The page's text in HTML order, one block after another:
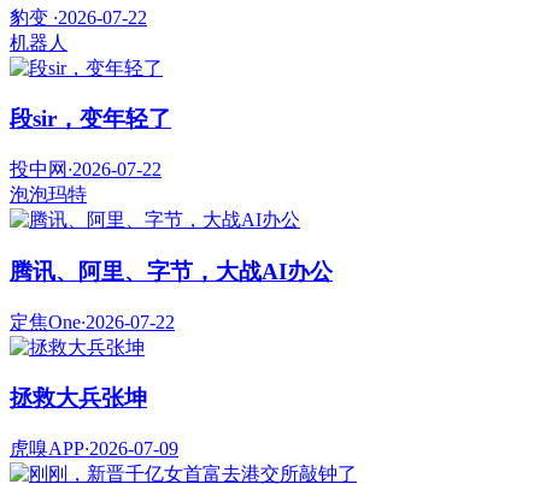
豹变 ·2026-07-22
机器人
段sir，变年轻了
投中网 ·2026-07-22
泡泡玛特
腾讯、阿里、字节，大战AI办公
定焦One·2026-07-22
拯救大兵张坤
虎嗅APP·2026-07-09